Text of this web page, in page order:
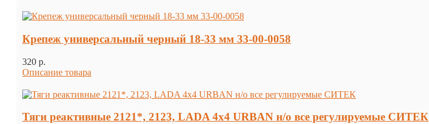
Крепеж универсальный черный 18-33 мм 33-00-0058
320 p.
Описание товара
Тяги реактивные 2121*, 2123, LADA 4x4 URBAN н/о все регулируемые СИТЕК